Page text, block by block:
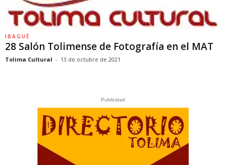
IBAGUÉ
28 Salón Tolimense de Fotografía en el MAT
Tolima Cultural - 13 de octubre de 2021
Publicidad